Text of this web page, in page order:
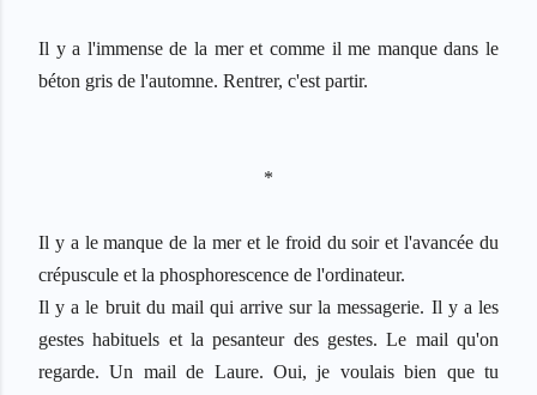
Il y a l'immense de la mer et comme il me manque dans le
béton gris de l'automne. Rentrer, c'est partir.
*
Il y a le manque de la mer et le froid du soir et l'avancée du
crépuscule et la phosphorescence de l'ordinateur.
Il y a le bruit du mail qui arrive sur la messagerie. Il y a les
gestes habituels et la pesanteur des gestes. Le mail qu'on
regarde. Un mail de Laure. Oui, je voulais bien que tu